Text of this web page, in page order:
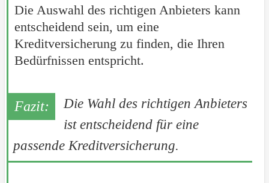
Die Auswahl des richtigen Anbieters kann
entscheidend sein, um eine
Kreditversicherung zu finden, die Ihren
Bedürfnissen entspricht.
Die Wahl des richtigen Anbieters
ist entscheidend für eine
passende Kreditversicherung.